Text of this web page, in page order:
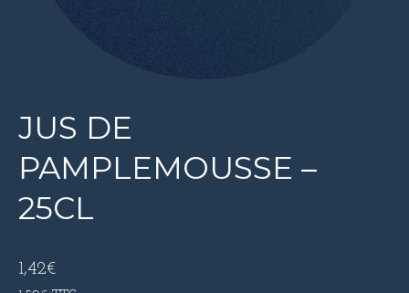
JUS DE
PAMPLEMOUSSE –
25CL
1,42€